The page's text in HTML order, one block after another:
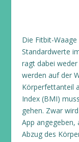
Die Fitbit-
Standardwerte
ragt dabei
werden auf der
Körperfettanteil
Index (BMI)
gehen. Zwar
App angegeben,
Abzug des